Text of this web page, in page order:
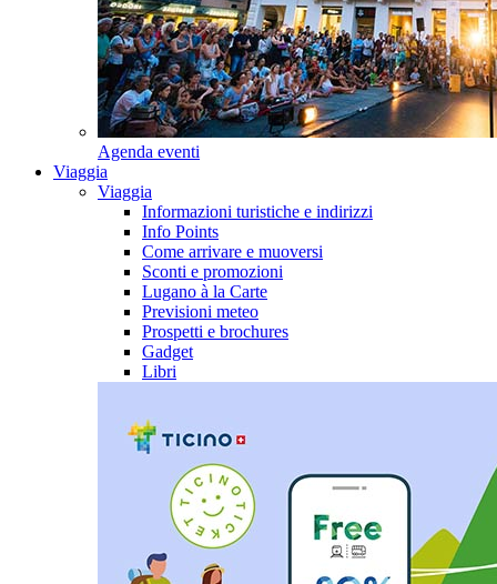
Agenda eventi
Viaggia
Viaggia
Informazioni turistiche e indirizzi
Info Points
Come arrivare e muoversi
Sconti e promozioni
Lugano à la Carte
Previsioni meteo
Prospetti e brochures
Gadget
Libri